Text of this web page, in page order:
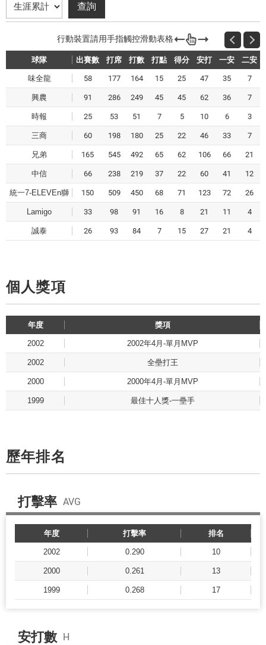
球隊 出賽數 打席 打數 打點 得分 安打 一安 二安
味全龍 58 177 164 15 25 47 35 7
興農 91 286 249 45 45 62 36 7
時報 25 53 51 7 5 10 6 3
三商 60 198 180 25 22 46 33 7
兄弟 165 545 492 65 62 106 66 21
中信 66 238 219 37 22 60 41 12
統一7-ELEVEn獅 150 509 450 68 71 123 72 26
Lamigo 33 98 91 16 8 21 11 4
誠泰 26 93 84 7 15 27 21 4
個人獎項
年度 獎項
2002 2002年4月-單月MVP
2002 全壘打王
2000 2000年4月-單月MVP
1999 最佳十人獎-一壘手
歷年排名
打擊率 AVG
年度 打擊率 排名
2002 0.290 10
2000 0.261 13
1999 0.268 17
安打數 H